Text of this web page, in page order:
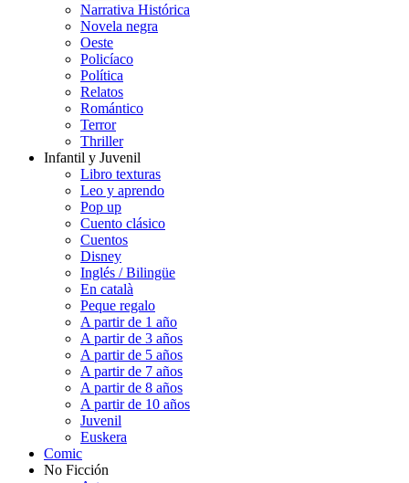
Narrativa Histórica
Novela negra
Oeste
Policíaco
Política
Relatos
Romántico
Terror
Thriller
Infantil y Juvenil
Libro texturas
Leo y aprendo
Pop up
Cuento clásico
Cuentos
Disney
Inglés / Bilingüe
En català
Peque regalo
A partir de 1 año
A partir de 3 años
A partir de 5 años
A partir de 7 años
A partir de 8 años
A partir de 10 años
Juvenil
Euskera
Comic
No Ficción